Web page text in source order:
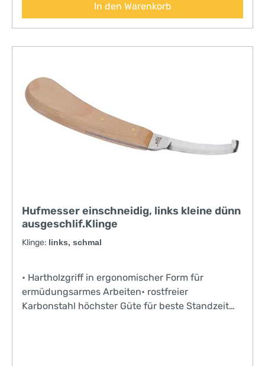
In den Warenkorb
Hufmesser einschneidig, links kleine dünn
ausgeschlif.Klinge
Klinge: links, schmal
• Hartholzgriff in ergonomischer Form für
ermüdungsarmes Arbeiten• rostfreier
Karbonstahl höchster Güte für beste Standzeit